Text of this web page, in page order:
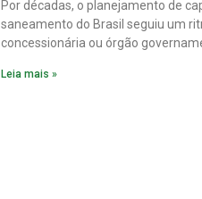
Por décadas, o planejamento de
saneamento do Brasil seguiu um
concessionária ou órgão
Leia mais »